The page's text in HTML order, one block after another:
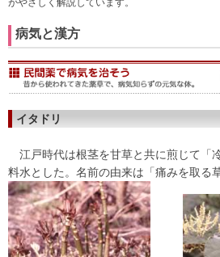
がやさしく解説しています。
病気と漢方
イタドリ
江戸時代は根茎を甘草と共に煎じて「
料水とした。名前の由来は「痛みを取る